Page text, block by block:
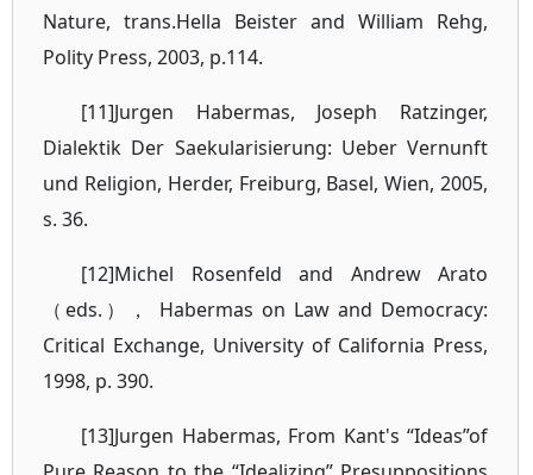
Nature, trans.Hella Beister and William Rehg,
Polity Press, 2003, p.114.
[11]Jurgen Habermas, Joseph Ratzinger,
Dialektik Der Saekularisierung: Ueber Vernunft
und Religion, Herder, Freiburg, Basel, Wien, 2005,
s. 36.
[12]Michel Rosenfeld and Andrew Arato
（eds.）， Habermas on Law and Democracy:
Critical Exchange, University of California Press,
1998, p. 390.
[13]Jurgen Habermas, From Kant's “Ideas”of